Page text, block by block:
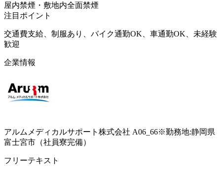
屋内禁煙・敷地内全面禁煙
注目ポイント
交通費支給、制服あり、バイク通勤OK、車通勤OK、未経験
歓迎
企業情報
アルムメディカルサポート株式会社 A06_66※勤務地:静岡県
富士宮市（社員寮完備）
フリーテキスト